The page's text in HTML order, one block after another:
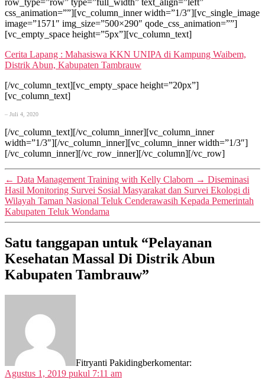
row_type=”row” type=”full_width” text_align=”left”
css_animation=””][vc_column_inner width=”1/3″][vc_single_image
image=”1571″ img_size=”500×290″ qode_css_animation=””]
[vc_empty_space height=”5px”][vc_column_text]
Cerita Lapang : Mahasiswa KKN UNIPA di Kampung Waibem,
Distrik Abun, Kabupaten Tambrauw
[/vc_column_text][vc_empty_space height=”20px”]
[vc_column_text]
– Juli 4, 2020
[/vc_column_text][/vc_column_inner][vc_column_inner
width=”1/3″][/vc_column_inner][vc_column_inner width=”1/3″]
[/vc_column_inner][/vc_row_inner][/vc_column][/vc_row]
← Data Management Training with Kelly Claborn → Diseminasi
Hasil Monitoring Survei Sosial Masyarakat dan Survei Ekologi di
Wilayah Taman Nasional Teluk Cenderawasih Kepada Pemerintah
Kabupaten Teluk Wondama
Satu tanggapan untuk “Pelayanan
Kesehatan Massal Di Distrik Abun
Kabupaten Tambrauw”
Fitryanti Pakidingberkomentar:
Agustus 1, 2019 pukul 7:11 am